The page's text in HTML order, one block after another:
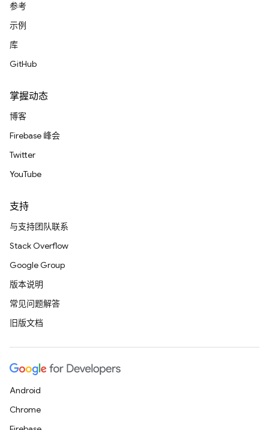
参考
示例
库
GitHub
掌握动态
博客
Firebase 峰会
Twitter
YouTube
支持
与支持团队联系
Stack Overflow
Google Group
版本说明
常见问题解答
旧版文档
Android
Chrome